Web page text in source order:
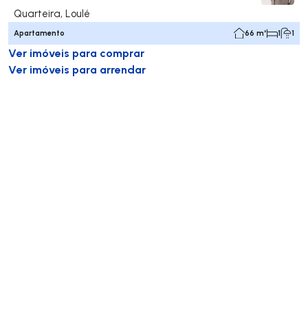
Quarteira, Loulé
Apartamento 66 m² 1 1
Ver imóveis para comprar
Ver imóveis para arrendar